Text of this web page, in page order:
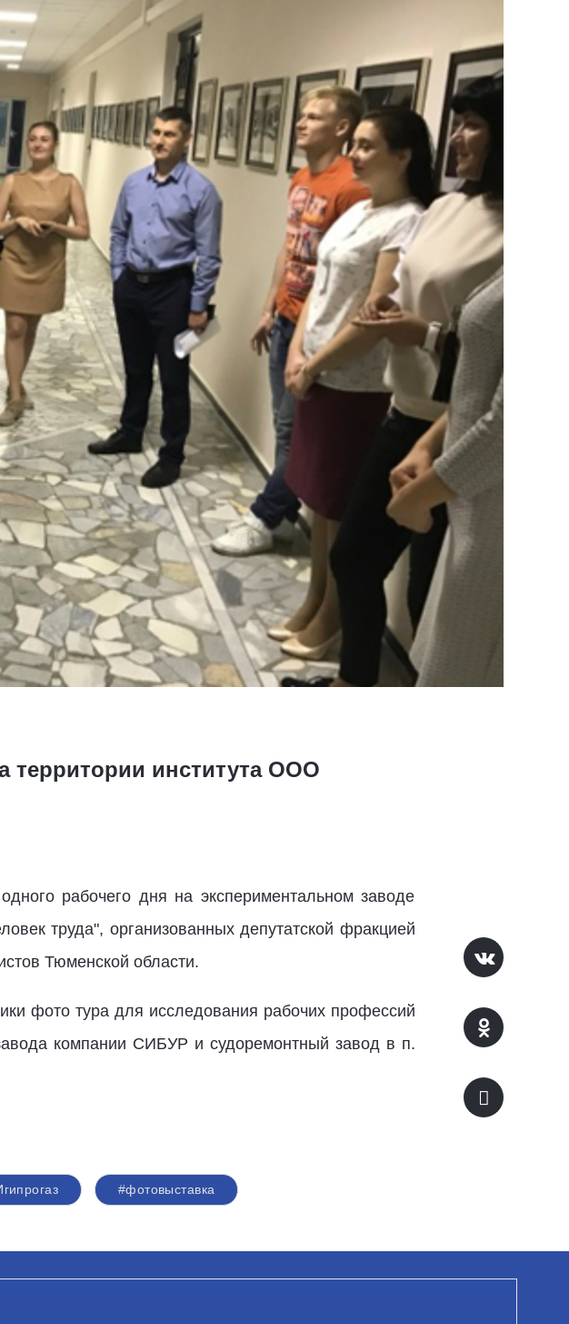
территории института ООО
рабочего дня на экспериментальном заводе
труда", организованных депутатской фракцией
Тюменской области.
фото тура для исследования рабочих профессий
компании СИБУР и судоремонтный завод в п.
#фотовыставка